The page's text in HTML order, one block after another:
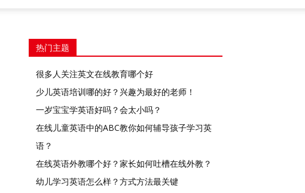
热门主题
很多人关注英文在线教育哪个好
少儿英语培训哪的好？兴趣为最好的老师！
一岁宝宝学英语好吗？会太小吗？
在线儿童英语中的ABC教你如何辅导孩子学习英
语？
在线英语外教哪个好？家长如何吐槽在线外教？
幼儿学习英语怎么样？方式方法最关键